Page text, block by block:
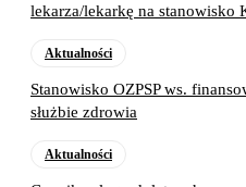
lekarza/lekarkę na stanowisko
Aktualności
Stanowisko OZPSP ws.
służbie zdrowia
Aktualności